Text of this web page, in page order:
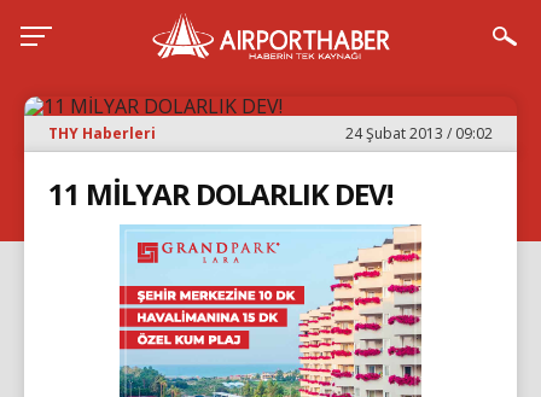
THY Haberleri 24 Şubat 2013 / 09:02
11 MİLYAR DOLARLIK DEV!